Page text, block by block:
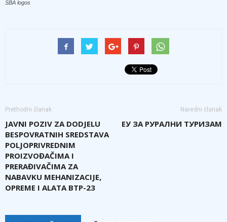
SBA logos
Prethodni članak
JAVNI POZIV ZA DODJELU
BESPOVRATNIH SREDSTAVA
POLJOPRIVREDNIM
PROIZVOĐAČIMA I
PRERAĐIVAČIMA ZA
NABAVKU MEHANIZACIJE,
OPREME I ALATA BTP-23
Naredni članak
ЕУ ЗА РУРАЛНИ ТУРИЗАМ